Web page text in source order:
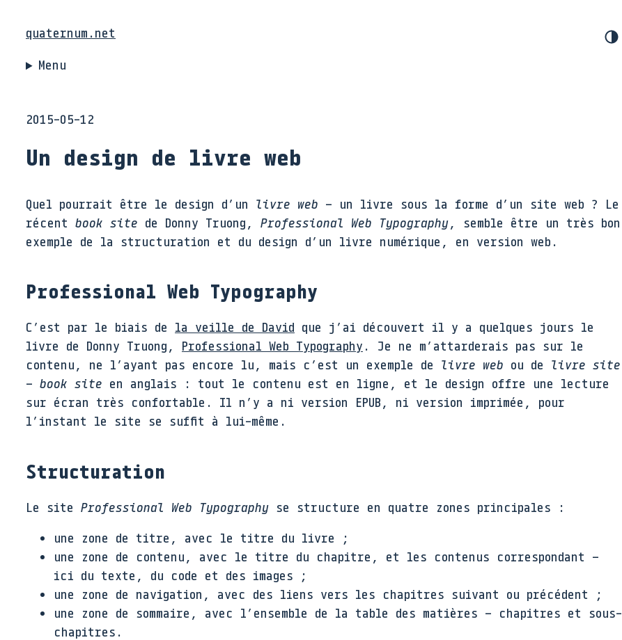
quaternum.net
Menu
2015-05-12
Un design de livre web
Quel pourrait être le design d’un livre web – un livre sous la forme d’un site web ? Le
récent book site de Donny Truong, Professional Web Typography, semble être un très bon
exemple de la structuration et du design d’un livre numérique, en version web.
Professional Web Typography
C’est par le biais de la veille de David que j’ai découvert il y a quelques jours le
livre de Donny Truong, Professional Web Typography . Je ne m’attarderais pas sur le
contenu, ne l’ayant pas encore lu, mais c’est un exemple de livre web ou de livre site
– book site en anglais : tout le contenu est en ligne, et le design offre une lecture
sur écran très confortable. Il n’y a ni version EPUB, ni version imprimée, pour
l’instant le site se suffit à lui-même.
Structuration
Le site Professional Web Typography se structure en quatre zones principales :
une zone de titre, avec le titre du livre ;
une zone de contenu, avec le titre du chapitre, et les contenus correspondant –
ici du texte, du code et des images ;
une zone de navigation, avec des liens vers les chapitres suivant ou précédent ;
une zone de sommaire, avec l’ensemble de la table des matières – chapitres et sous-
chapitres.